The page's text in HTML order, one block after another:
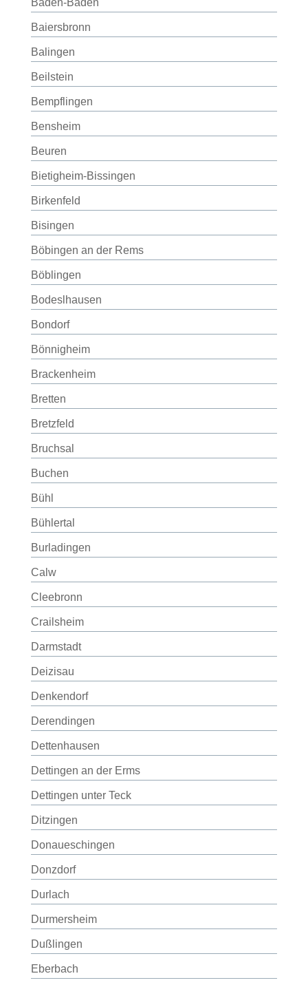
Baden-Baden
Baiersbronn
Balingen
Beilstein
Bempflingen
Bensheim
Beuren
Bietigheim-Bissingen
Birkenfeld
Bisingen
Böbingen an der Rems
Böblingen
Bodeslhausen
Bondorf
Bönnigheim
Brackenheim
Bretten
Bretzfeld
Bruchsal
Buchen
Bühl
Bühlertal
Burladingen
Calw
Cleebronn
Crailsheim
Darmstadt
Deizisau
Denkendorf
Derendingen
Dettenhausen
Dettingen an der Erms
Dettingen unter Teck
Ditzingen
Donaueschingen
Donzdorf
Durlach
Durmersheim
Dußlingen
Eberbach